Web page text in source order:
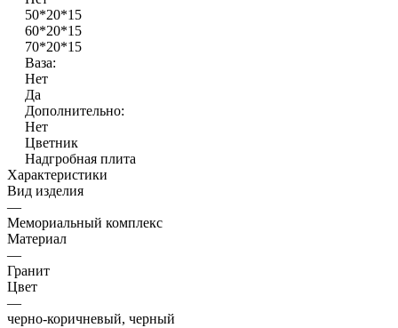
50*20*15
60*20*15
70*20*15
Ваза:
Нет
Да
Дополнительно:
Нет
Цветник
Надгробная плита
Характеристики
Вид изделия
—
Мемориальный комплекс
Материал
—
Гранит
Цвет
—
черно-коричневый, черный